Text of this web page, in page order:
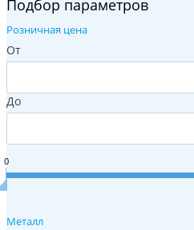
Подбор параметров
Розничная цена
От
До
0
Металл